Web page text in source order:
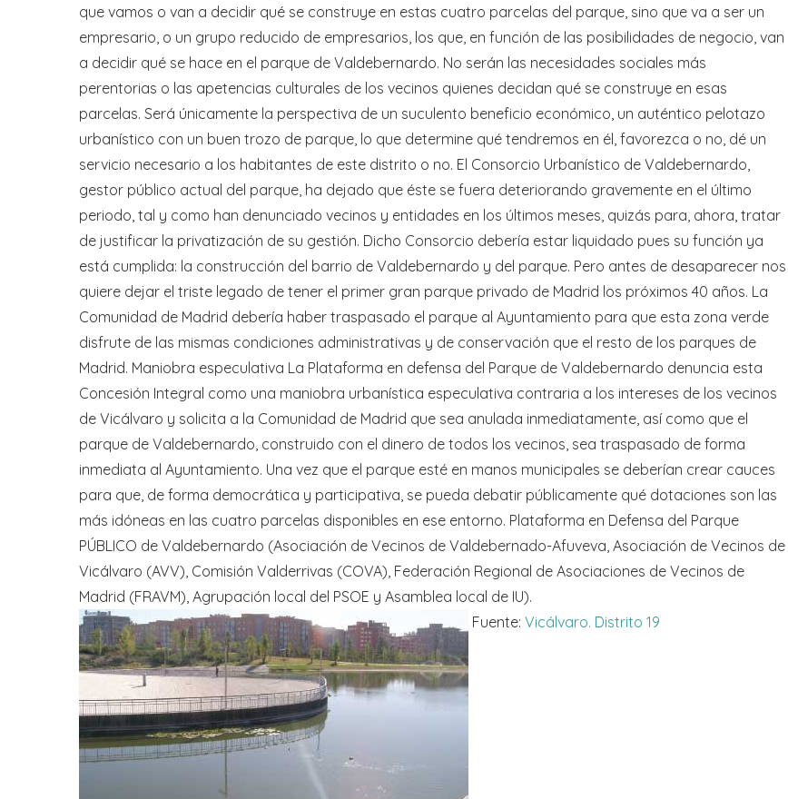
que vamos o van a decidir qué se construye en estas cuatro parcelas del parque, sino que va a ser un
empresario, o un grupo reducido de empresarios, los que, en función de las posibilidades de negocio, van
a decidir qué se hace en el parque de Valdebernardo. No serán las necesidades sociales más
perentorias o las apetencias culturales de los vecinos quienes decidan qué se construye en esas
parcelas. Será únicamente la perspectiva de un suculento beneficio económico, un auténtico pelotazo
urbanístico con un buen trozo de parque, lo que determine qué tendremos en él, favorezca o no, dé un
servicio necesario a los habitantes de este distrito o no. El Consorcio Urbanístico de Valdebernardo,
gestor público actual del parque, ha dejado que éste se fuera deteriorando gravemente en el último
periodo, tal y como han denunciado vecinos y entidades en los últimos meses, quizás para, ahora, tratar
de justificar la privatización de su gestión. Dicho Consorcio debería estar liquidado pues su función ya
está cumplida: la construcción del barrio de Valdebernardo y del parque. Pero antes de desaparecer nos
quiere dejar el triste legado de tener el primer gran parque privado de Madrid los próximos 40 años. La
Comunidad de Madrid debería haber traspasado el parque al Ayuntamiento para que esta zona verde
disfrute de las mismas condiciones administrativas y de conservación que el resto de los parques de
Madrid. Maniobra especulativa La Plataforma en defensa del Parque de Valdebernardo denuncia esta
Concesión Integral como una maniobra urbanística especulativa contraria a los intereses de los vecinos
de Vicálvaro y solicita a la Comunidad de Madrid que sea anulada inmediatamente, así como que el
parque de Valdebernardo, construido con el dinero de todos los vecinos, sea traspasado de forma
inmediata al Ayuntamiento. Una vez que el parque esté en manos municipales se deberían crear cauces
para que, de forma democrática y participativa, se pueda debatir públicamente qué dotaciones son las
más idóneas en las cuatro parcelas disponibles en ese entorno. Plataforma en Defensa del Parque
PÚBLICO de Valdebernardo (Asociación de Vecinos de Valdebernado-Afuveva, Asociación de Vecinos de
Vicálvaro (AVV), Comisión Valderrivas (COVA), Federación Regional de Asociaciones de Vecinos de
Madrid (FRAVM), Agrupación local del PSOE y Asamblea local de IU).
Fuente: Vicálvaro. Distrito 19